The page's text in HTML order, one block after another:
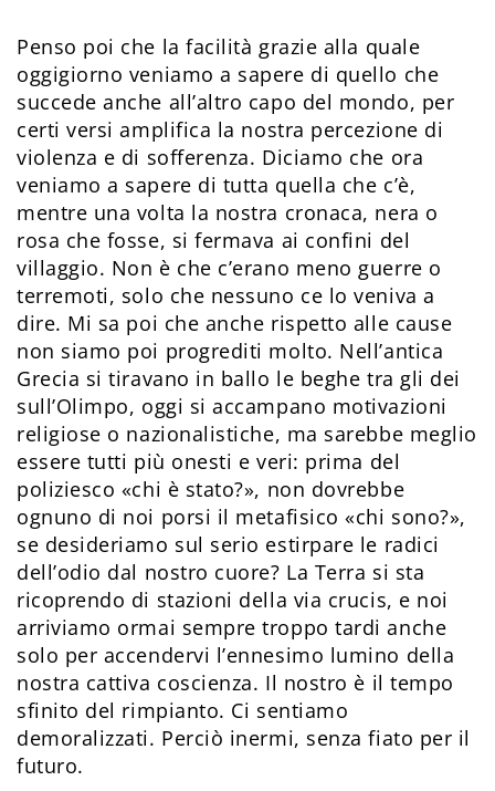
Penso poi che la facilità grazie alla quale
oggigiorno veniamo a sapere di quello che
succede anche all’altro capo del mondo, per
certi versi amplifica la nostra percezione di
violenza e di sofferenza. Diciamo che ora
veniamo a sapere di tutta quella che c’è,
mentre una volta la nostra cronaca, nera o
rosa che fosse, si fermava ai confini del
villaggio. Non è che c’erano meno guerre o
terremoti, solo che nessuno ce lo veniva a
dire. Mi sa poi che anche rispetto alle cause
non siamo poi progrediti molto. Nell’antica
Grecia si tiravano in ballo le beghe tra gli dei
sull’Olimpo, oggi si accampano motivazioni
religiose o nazionalistiche, ma sarebbe meglio
essere tutti più onesti e veri: prima del
poliziesco «chi è stato?», non dovrebbe
ognuno di noi porsi il metafisico «chi sono?»,
se desideriamo sul serio estirpare le radici
dell’odio dal nostro cuore? La Terra si sta
ricoprendo di stazioni della via crucis, e noi
arriviamo ormai sempre troppo tardi anche
solo per accendervi l’ennesimo lumino della
nostra cattiva coscienza. Il nostro è il tempo
sfinito del rimpianto. Ci sentiamo
demoralizzati. Perciò inermi, senza fiato per il
futuro.